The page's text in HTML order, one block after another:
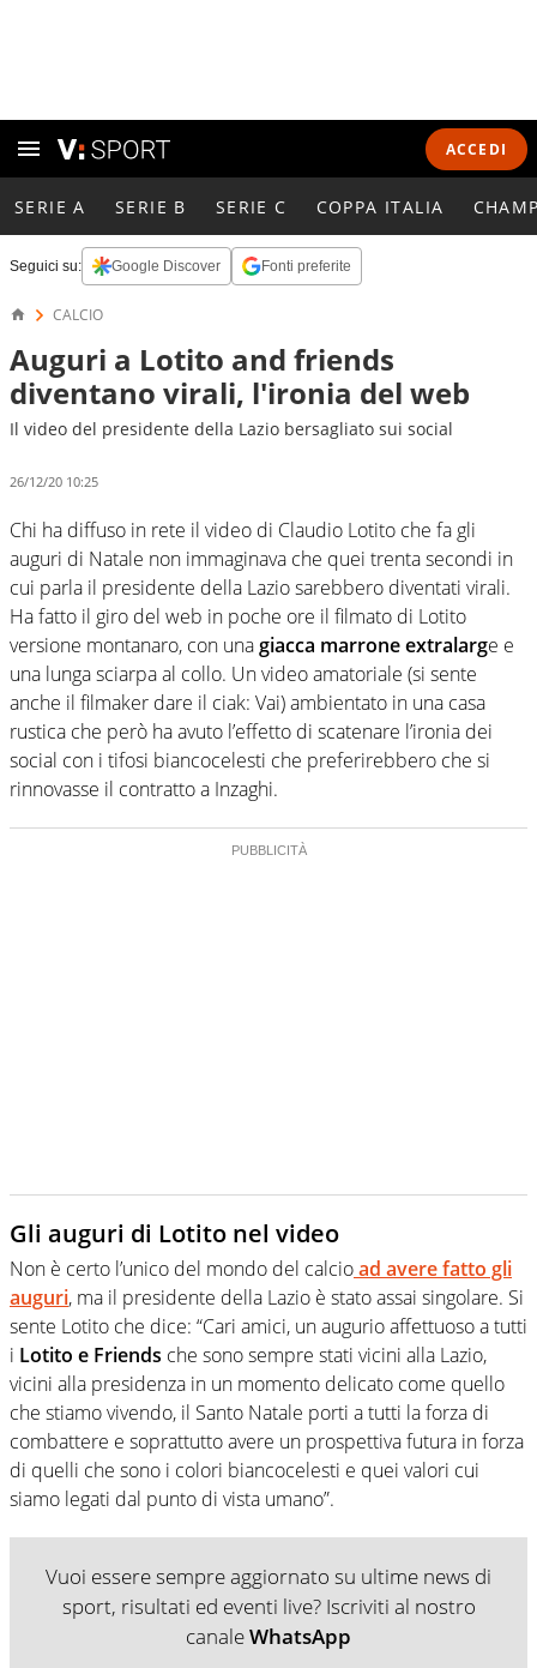
ACCEDI
SERIE A SERIE B SERIE C COPPA ITALIA
Seguici su: Google Discover Fonti preferite
CALCIO
Auguri a Lotito and friends
diventano virali, l'ironia del web
Il video del presidente della Lazio bersagliato sui social
26/12/20 10:25
Chi ha diffuso in rete il video di Claudio Lotito che fa gli
auguri di Natale non immaginava che quei trenta secondi in
cui parla il presidente della Lazio sarebbero diventati virali.
Ha fatto il giro del web in poche ore il filmato di Lotito
versione montanaro, con unagiacca marrone extralarge e
una lunga sciarpa al collo. Un video amatoriale (si sente
anche il filmaker dare il ciak: Vai) ambientato in una casa
rustica che però ha avuto l’effetto di scatenare l’ironia dei
social con i tifosi biancocelesti che preferirebbero che si
rinnovasse il contratto a Inzaghi.
Gli auguri di Lotito nel video
Non è certo l’unico del mondo del calcioad avere fatto gli
auguri, ma il presidente della Lazio è stato assai singolare. Si
sente Lotito che dice: “Cari amici, un augurio affettuoso a tutti
i Lotito e Friends che sono sempre stati vicini alla Lazio,
vicini alla presidenza in un momento delicato come quello
che stiamo vivendo, il Santo Natale porti a tutti la forza di
combattere e soprattutto avere un prospettiva futura in forza
di quelli che sono i colori biancocelesti e quei valori cui
siamo legati dal punto di vista umano”.
Vuoi essere sempre aggiornato su ultime news di
sport, risultati ed eventi live? Iscriviti al nostro
canaleWhatsApp